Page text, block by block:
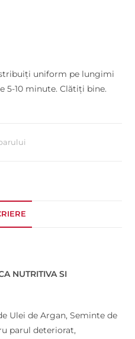
uniform pe lungimi
5-10 minute. Clătiți bine.
NUTRITIVA SI
Ulei de Argan, Seminte de
parul deteriorat,